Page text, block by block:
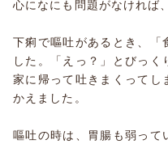
心になにも問題がなければ
下痢で嘔吐があるとき、「
した。「えっ？」とびっ
家に帰って吐きまくってし
かえました。
嘔吐の時は、胃腸も弱って